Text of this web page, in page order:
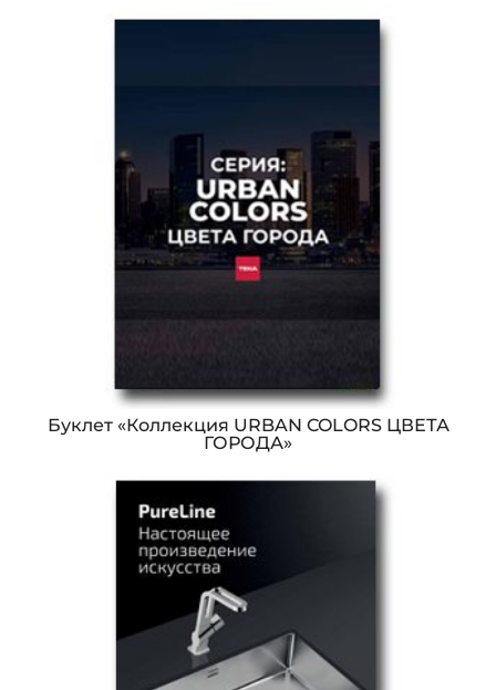
Буклет «Коллекция URBAN COLORS ЦВЕТА
ГОРОДА»